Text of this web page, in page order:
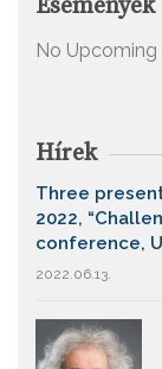
Események
No
Hírek
Three
2022,
conference,
2022.06.13.